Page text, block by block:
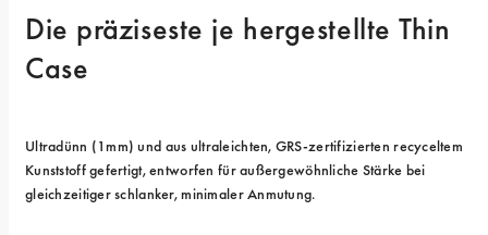
Die präziseste je hergestellte Thin
Case
Ultradünn (1mm) und aus ultraleichten, GRS-zertifizierten recyceltem
Kunststoff gefertigt, entworfen für außergewöhnliche Stärke bei
gleichzeitiger schlanker, minimaler Anmutung.